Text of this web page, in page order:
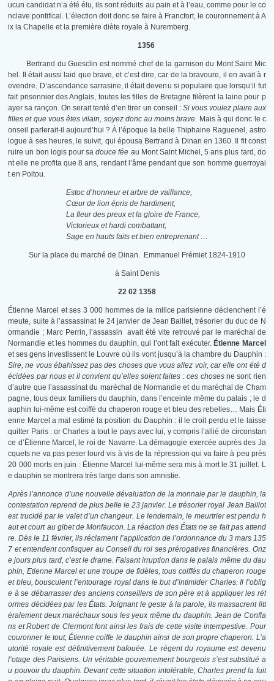
ucun candidat n’a été élu, ils sont réduits au pain et à l’eau, comme pour le co
nclave pontifical. L’élection doit donc se faire à Francfort, le couronnement à A
ix la Chapelle et la première diète royale à Nuremberg.
1356
Bertrand du Guesclin est nommé chef de la garnison du Mont Saint Mic
hel. Il était aussi laid que brave, et c’est dire, car de la bravoure, il en avait à r
evendre. D’ascendance sarrasine, il était devenu si populaire que lorsqu’il fut
fait prisonnier des Anglais, toutes les filles de Bretagne filèrent la laine pour p
ayer sa rançon. On serait tenté d’en tirer un conseil : Si vous voulez plaire aux
filles et que vous êtes vilain, soyez donc au moins brave. Mais à qui donc le c
onseil parlerait-il aujourd’hui ? À l’époque la belle Thiphaine Raguenel, astro
logue à ses heures, le suivit, qui épousa Bertrand à Dinan en 1360. Il fit const
ruire un bon logis pour sadouce fée au Mont Saint Michel, 5 ans plus tard, do
nt elle ne profita que 8 ans, rendant l’âme pendant que son homme guerroyai
t en Poitou.
Estoc d’honneur et arbre de vaillance,
Cœur de lion épris de hardiment,
La fleur des preux et la gloire de France,
Victorieux et hardi combattant,
Sage en hauts faits et bien entreprenant …
Sur la place du marché de Dinan. Emmanuel Frémiet 1824-1910
à Saint Denis
22 02 1358
Étienne Marcel et ses 3 000 hommes de la milice parisienne déclenchent l’é
meute, suite à l’assassinat le 24 janvier de Jean Baillet, trésorier du duc de N
ormandie ; Marc Perrin, l’assassin avait été vite retrouvé par le maréchal de
Normandie et les hommes du dauphin, qui l’ont fait exécuter. Étienne Marcel
et ses gens investissent le Louvre où ils vont jusqu’à la chambre du Dauphin :
Sire, ne vous ébahissez pas des choses que vous allez voir, car elle ont été d
écidées par nous et il convient qu’elles soient faites :ces chosesne sont rien
d’autre que l’assassinat du maréchal de Normandie et du maréchal de Cham
pagne, tous deux familiers du dauphin, dans l’enceinte même du palais ; le d
auphin lui-même est coiffé du chaperon rouge et bleu des rebelles… Mais Éti
enne Marcel a mal estimé la position du Dauphin : il le croit perdu et le laisse
quitter Paris : or Charles a tout le pays avec lui, y compris l’allié de circonstan
ce d’Étienne Marcel, le roi de Navarre. La démagogie exercée auprès des Ja
cquets ne va pas peser lourd vis à vis de la répression qui va faire à peu près
20 000 morts en juin : Étienne Marcel lui-même sera mis à mort le 31 juillet. L
e dauphin se montrera très large dans son amnistie.
Après l’annonce d’une nouvelle dévaluation de la monnaie par le dauphin, la
contestation reprend de plus belle le 23 janvier. Le trésorier royal Jean Baillot
est trucidé par le valet d’un changeur. Le lendemain, le meurtrier est pendu h
aut et court au gibet de Monfaucon. La réaction des États ne se fait pas attend
re. Dès le 11 février, ils réclament l’application de l’ordonnance du 3 mars 135
7 et entendent confisquer au Conseil du roi ses prérogatives financières. Onz
e jours plus tard, c’est le drame. Faisant irruption dans le palais même du dau
phin, Etienne Marcel et une troupe de fidèles, tous coiffés du chaperon rouge
et bleu, bousculent l’entourage royal dans le but d’intimider Charles. Il l’oblig
e à se débarrasser des anciens conseillers de son père et à appliquer les réf
ormes décidées par les États. Joignant le geste à la parole, ils massacrent litt
éralement deux maréchaux sous les yeux même du dauphin. Jean de Confla
ns et Robert de Clermont font ainsi les frais de cette visite intempestive. Pour
couronner le tout, Étienne coiffe le dauphin ainsi de son propre chaperon. L’a
utorité royale est définitivement bafouée. Le régent du royaume est devenu
l’otage des Parisiens. Un véritable gouvernement bourgeois s’est substitué a
u pouvoir du dauphin. Devant cette situation intolérable, Charles prend la fuit